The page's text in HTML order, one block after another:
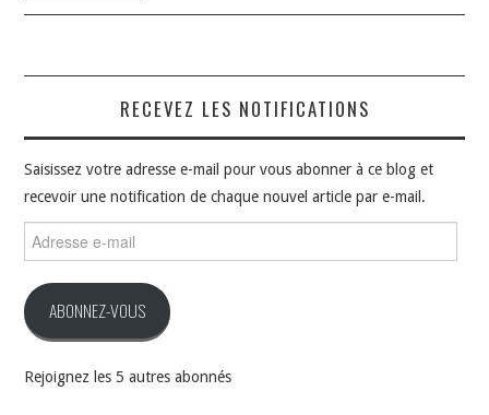
RECEVEZ LES NOTIFICATIONS
Saisissez votre adresse e-mail pour vous abonner à ce blog et
recevoir une notification de chaque nouvel article par e-mail.
e-
ABONNEZ-VOUS
Rejoignez les 5 autres abonnés